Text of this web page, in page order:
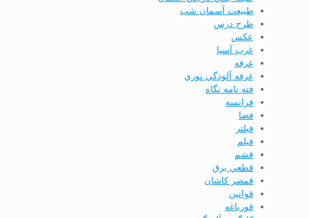
طبیعت آسمان شب
طرح درس
عكس
غرب آسیا
غرفه
غرفه آلودگي نوري
فته نامه نگاه
فرانسه
فضا
فيلتر
فیلم
قشم
قطعي برق
قمصر كاشان
قوانين
قورباغه